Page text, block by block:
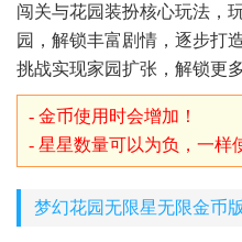
闯关与花园装扮核心玩法，
园，解锁丰富剧情，逐步打
挑战实现家园扩张，解锁更
- 金币使用时会增加！
- 星星数量可以为负，一样
梦幻花园无限星无限金币